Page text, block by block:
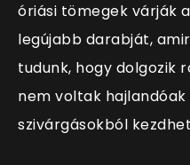
óriási tömegek várják
legújabb darabját,
tudunk, hogy dolgozik
nem voltak hajlandóak
szivárgásokból